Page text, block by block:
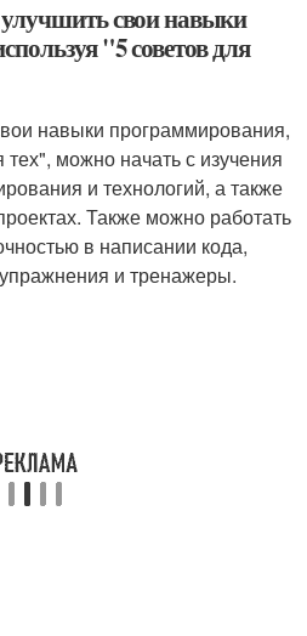
свои навыки
"5 советов для
навыки программирования,
тех", можно начать с изучения
и технологий, а также
Также можно работать
в написании кода,
и тренажеры.